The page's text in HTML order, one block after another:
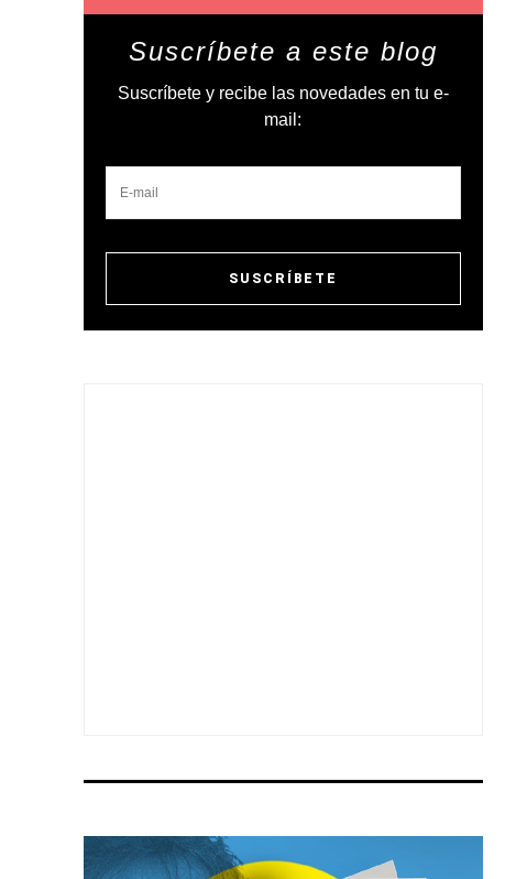
Suscríbete a este blog
Suscríbete y recibe las novedades en tu e-
mail: